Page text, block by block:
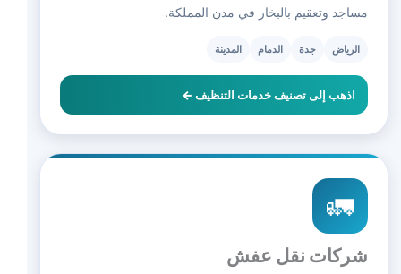
مساجد وتعقيم بالبخار في مدن المملكة.
الرياض جدة الدمام المدينة
اذهب إلى تصنيف خدمات التنظيف ←
🚛
شركات نقل عفش